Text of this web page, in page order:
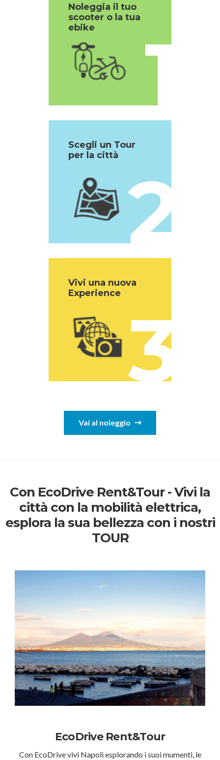
1
Noleggia il tuo
scooter o la tua
ebike
2
Scegli un Tour
per la città
3
Vivi una nuova
Experience
Vai al noleggio
Con EcoDrive Rent&Tour - Vivi la
città con la mobilità elettrica,
esplora la sua bellezza con i nostri
TOUR
EcoDrive Rent&Tour
Con EcoDrive vivi Napoli esplorando i suoi mumenti, le